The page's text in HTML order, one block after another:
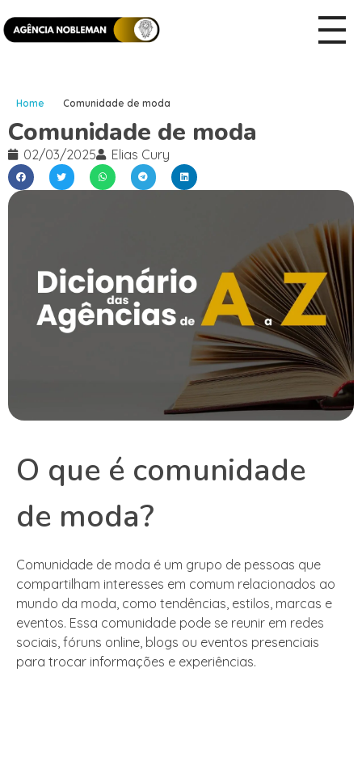
Home Comunidade de moda
Comunidade de moda
02/03/2025 Elias Cury
O que é comunidade
de moda?
Comunidade de moda é um grupo de pessoas que
compartilham interesses em comum relacionados ao
mundo da moda, como tendências, estilos, marcas e
eventos. Essa comunidade pode se reunir em redes
sociais, fóruns online, blogs ou eventos presenciais
para trocar informações e experiências.